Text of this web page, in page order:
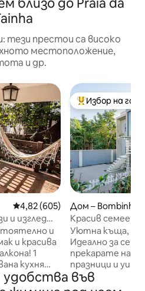
тези престои са високо
местоположение,
и др.
гостите
Средна оценка: 4,82 от 5,
4,82 (605)
и изглед
Ganso
и
и красива
1
кухня
Най-популярен
Избор на
Дом – Bombinhas
Красив семеен
Уютна къща,
Идеално за
прекарате най
празници и уикенди тук. Къщата
разполага с
двойно легло
удобства във